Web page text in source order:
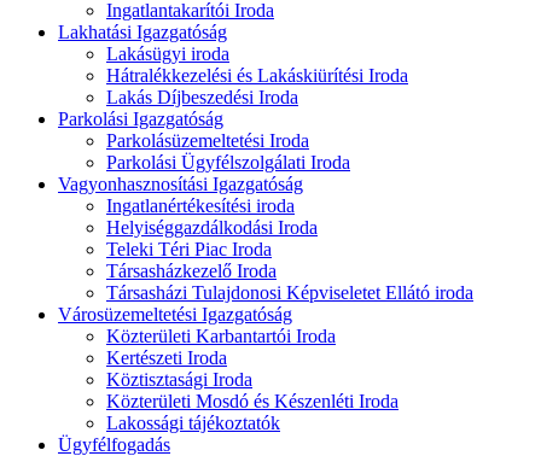
Ingatlantakarítói Iroda
Lakhatási Igazgatóság
Lakásügyi iroda
Hátralékkezelési és Lakáskiürítési Iroda
Lakás Díjbeszedési Iroda
Parkolási Igazgatóság
Parkolásüzemeltetési Iroda
Parkolási Ügyfélszolgálati Iroda
Vagyonhasznosítási Igazgatóság
Ingatlanértékesítési iroda
Helyiséggazdálkodási Iroda
Teleki Téri Piac Iroda
Társasházkezelő Iroda
Társasházi Tulajdonosi Képviseletet Ellátó iroda
Városüzemeltetési Igazgatóság
Közterületi Karbantartói Iroda
Kertészeti Iroda
Köztisztasági Iroda
Közterületi Mosdó és Készenléti Iroda
Lakossági tájékoztatók
Ügyfélfogadás